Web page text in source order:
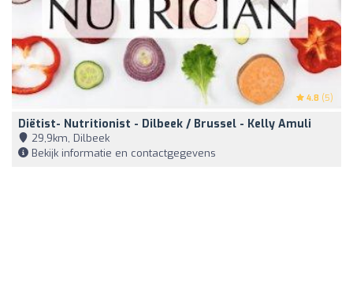
4.8 (5)
Diëtist- Nutritionist - Dilbeek / Brussel - Kelly Amuli
29,9km, Dilbeek
Bekijk informatie en contactgegevens